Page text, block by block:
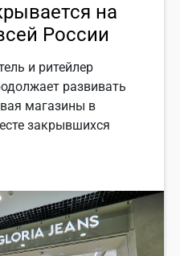
на
России
и ритейлер
развивать
магазины в
закрывшихся